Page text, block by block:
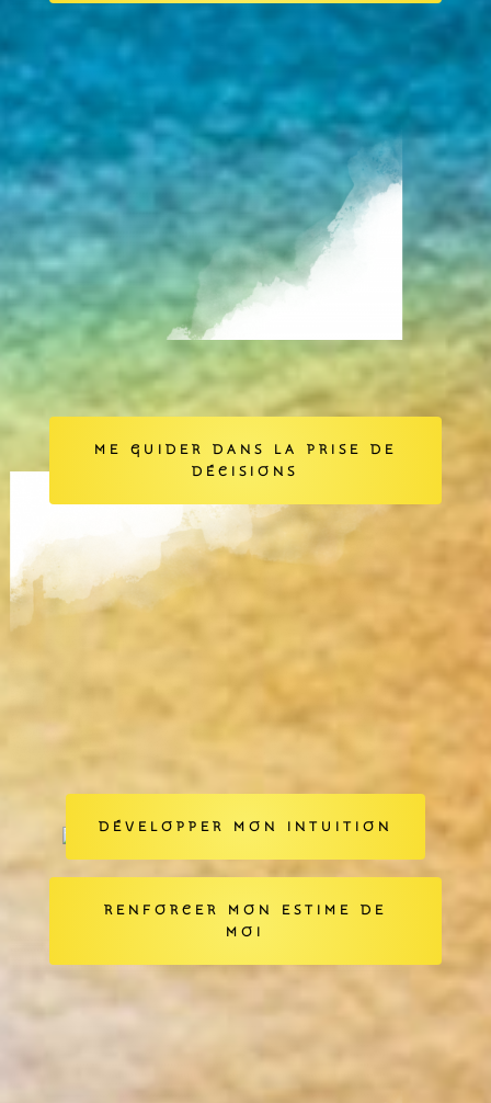
ME GUIDER DANS LA PRISE DE
DÉCISIONS
DÉVELOPPER MON INTUITION
RENFORCER MON ESTIME DE
MOI